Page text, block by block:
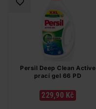
Persil Deep Clean Active
prací gel 66 PD
229,90 Kč